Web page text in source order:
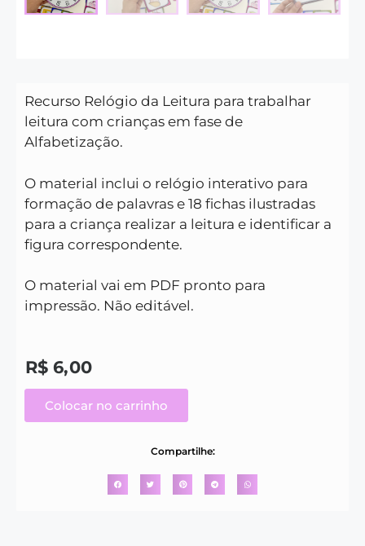
Recurso Relógio da Leitura para trabalhar
leitura com crianças em fase de
Alfabetização.
O material inclui o relógio interativo para
formação de palavras e 18 fichas ilustradas
para a criança realizar a leitura e identificar a
figura correspondente.
O material vai em PDF pronto para
impressão. Não editável.
R$ 6,00
Colocar no carrinho
Compartilhe: